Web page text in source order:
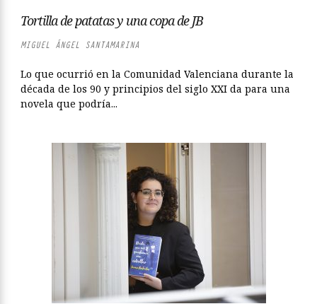
Tortilla de patatas y una copa de JB
MIGUEL ÁNGEL SANTAMARINA
Lo que ocurrió en la Comunidad Valenciana durante la
década de los 90 y principios del siglo XXI da para una
novela que podría...